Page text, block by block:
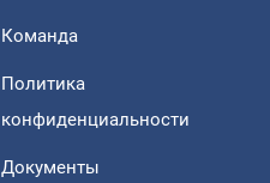
Команда
Политика
конфиденциальности
Документы